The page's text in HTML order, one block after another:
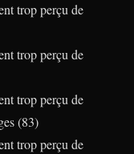
trop perçu de
trop perçu de
trop perçu de
(83)
trop perçu de